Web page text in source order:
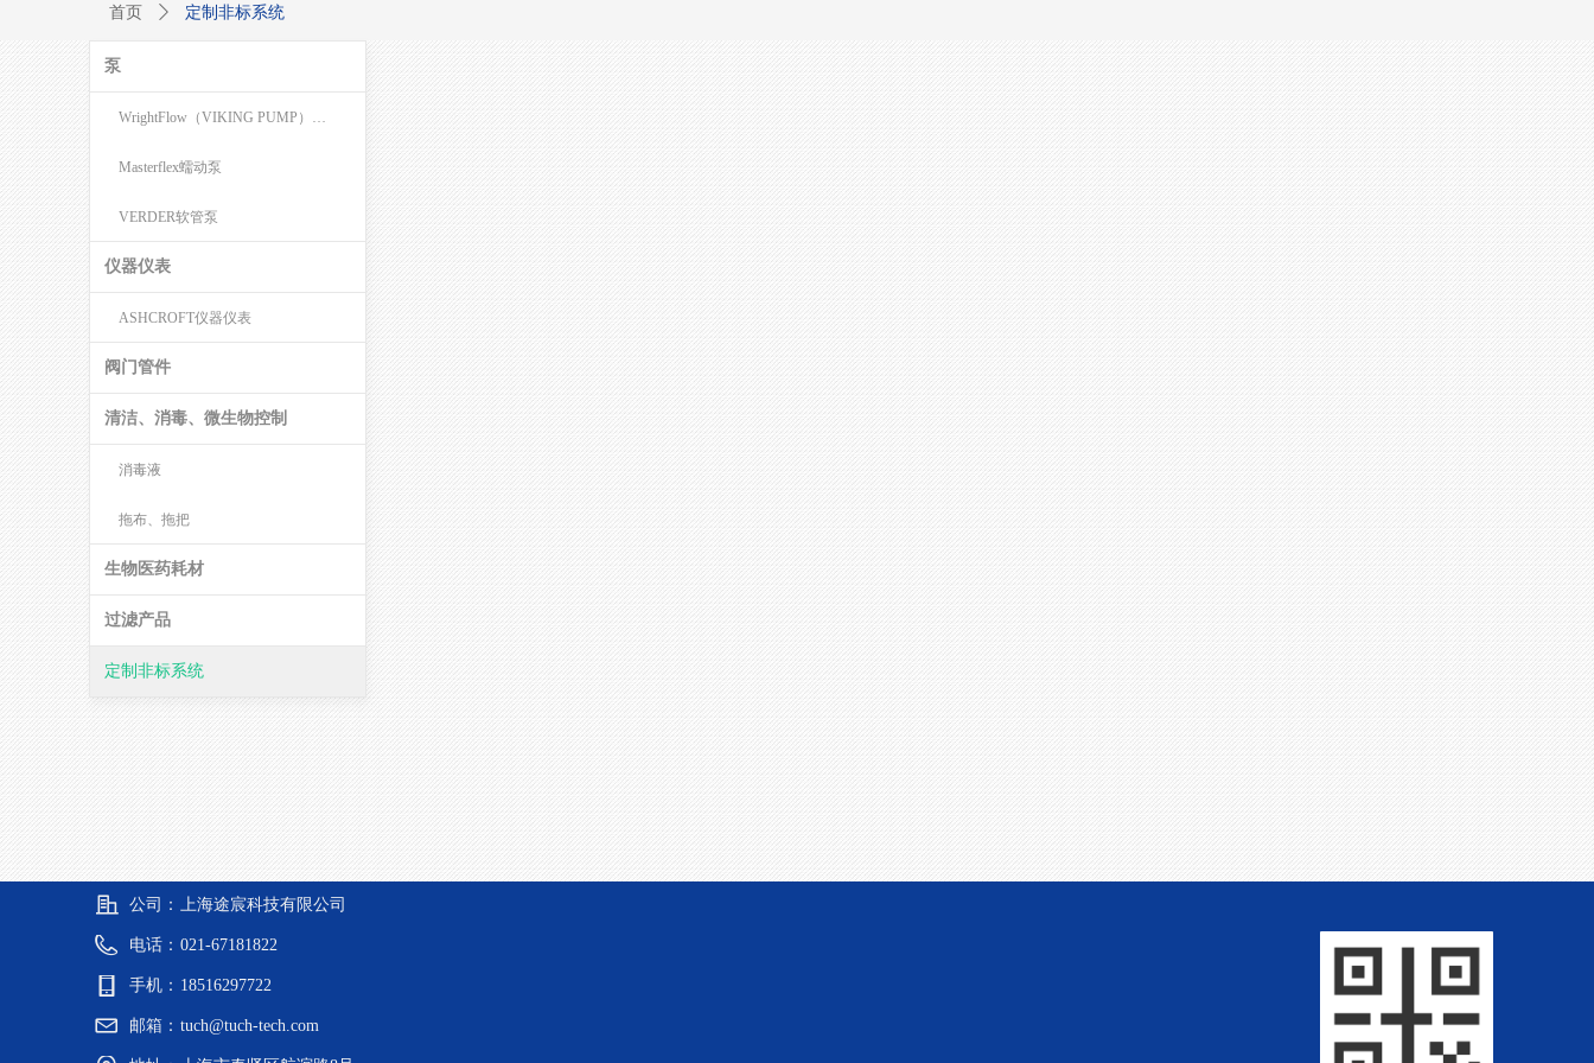
首页 ꄲ 定制非标系统
泵
WrightFlow（VIKING PUMP）转子泵
Masterflex蠕动泵
VERDER软管泵
仪器仪表
ASHCROFT仪器仪表
阀门管件
清洁、消毒、微生物控制
消毒液
拖布、拖把
生物医药耗材
过滤产品
定制非标系统
公司： 上海途宸科技有限公司
电话： 021-67181822
手机： 18516297722
邮箱： tuch@tuch-tech.com